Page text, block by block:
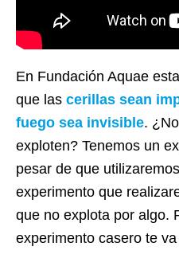
En Fundación Aquae
que las cerillas sean
fuego sea invisible.
exploten? Tenemos un
pesar de que
experimento que
que no explota por algo.
experimento casero te